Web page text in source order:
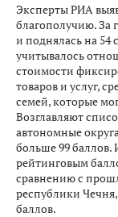
Эксперты РИА
благополучию. За
и поднялась на 54
учитывалось
стоимости
товаров и услуг,
семей, которые
Возглавляют
автономные
больше 99 баллов.
рейтинговым
сравнению с
республики
баллов.